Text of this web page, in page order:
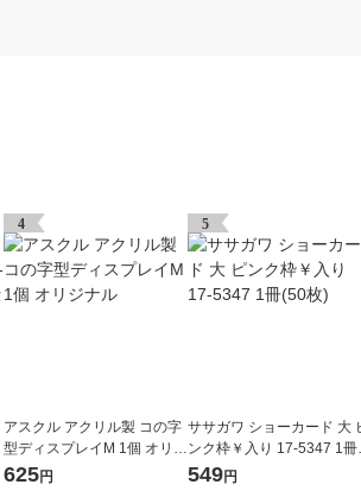
4
アスクル アクリル製 コの字
型ディスプレイM 1個 オリジ
ナル
625円
5
ササガワ ショーカード 大
ンク枠￥入り 17-5347 1冊
0枚)
549円